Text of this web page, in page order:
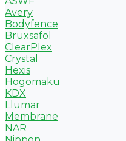
Avery
Bodyfence
Bruxsafol
ClearPlex
Crystal
Hexis
Hogomaku
KDX
Llumar
Membrane
NAR